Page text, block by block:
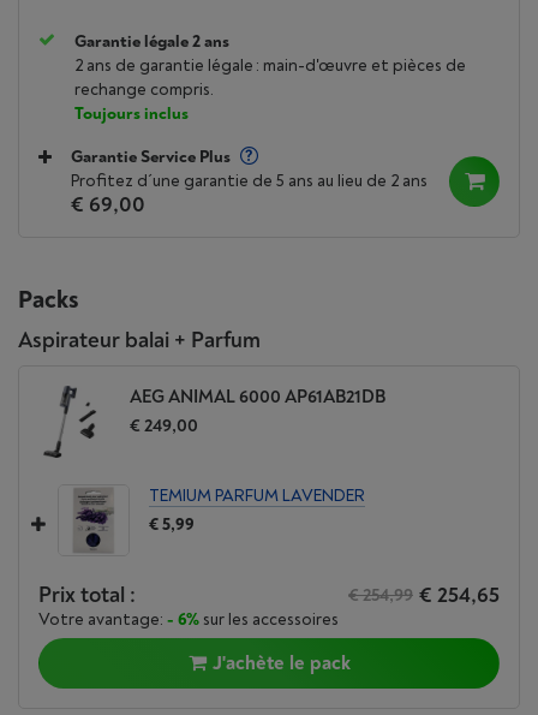
Garantie légale 2 ans
2 ans de garantie légale : main-d'œuvre et pièces de
rechange compris.
Toujours inclus
Garantie Service Plus
Profitez d´une garantie de 5 ans au lieu de 2 ans
€ 69,00
Packs
Aspirateur balai + Parfum
AEG ANIMAL 6000 AP61AB21DB
€ 249,00
TEMIUM PARFUM LAVENDER
€ 5,99
Prix total : € 254,99 € 254,65
Votre avantage: - 6% sur les accessoires
J'achète le pack